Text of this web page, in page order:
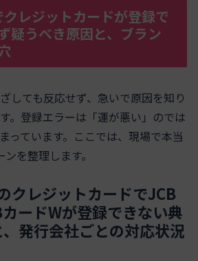
レジットカードが登録で
疑うべき原因と、ブラン
しても反応せず、急いで原因を知り
。登録エラーは「運が悪い」のでは
っています。ここでは、現場で本当
を整理します。
クレジットカードでJCB
ードWが登録できない典
発行会社ごとの対応状況